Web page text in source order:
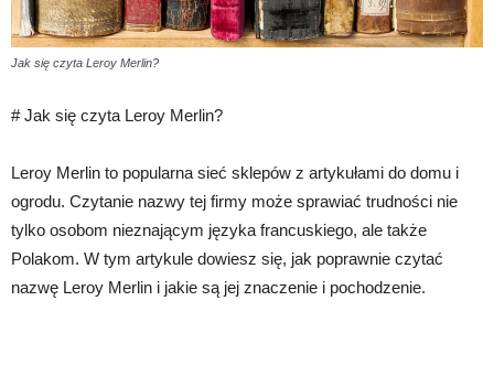
Jak się czyta Leroy Merlin?
# Jak się czyta Leroy Merlin?
Leroy Merlin to popularna sieć sklepów z artykułami do domu i
ogrodu. Czytanie nazwy tej firmy może sprawiać trudności nie
tylko osobom nieznającym języka francuskiego, ale także
Polakom. W tym artykule dowiesz się, jak poprawnie czytać
nazwę Leroy Merlin i jakie są jej znaczenie i pochodzenie.